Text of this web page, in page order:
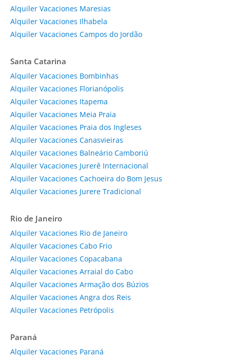
Alquiler Vacaciones Maresias
Alquiler Vacaciones Ilhabela
Alquiler Vacaciones Campos do Jordão
Santa Catarina
Alquiler Vacaciones Bombinhas
Alquiler Vacaciones Florianópolis
Alquiler Vacaciones Itapema
Alquiler Vacaciones Meia Praia
Alquiler Vacaciones Praia dos Ingleses
Alquiler Vacaciones Canasvieiras
Alquiler Vacaciones Balneário Camboriú
Alquiler Vacaciones Jurerê Internacional
Alquiler Vacaciones Cachoeira do Bom Jesus
Alquiler Vacaciones Jurere Tradicional
Rio de Janeiro
Alquiler Vacaciones Rio de Janeiro
Alquiler Vacaciones Cabo Frio
Alquiler Vacaciones Copacabana
Alquiler Vacaciones Arraial do Cabo
Alquiler Vacaciones Armação dos Búzios
Alquiler Vacaciones Angra dos Reis
Alquiler Vacaciones Petrópolis
Paraná
Alquiler Vacaciones Paraná